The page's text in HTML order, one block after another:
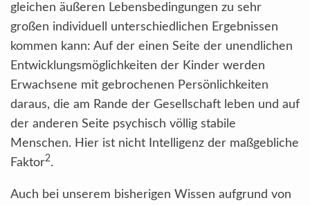
gleichen äußeren Lebensbedingungen zu sehr
großen individuell unterschiedlichen Ergebnissen
kommen kann: Auf der einen Seite der unendlichen
Entwicklungsmöglichkeiten der Kinder werden
Erwachsene mit gebrochenen Persönlichkeiten
daraus, die am Rande der Gesellschaft leben und auf
der anderen Seite psychisch völlig stabile
Menschen. Hier ist nicht Intelligenz der maßgebliche
Faktor2.
Auch bei unserem bisherigen Wissen aufgrund von